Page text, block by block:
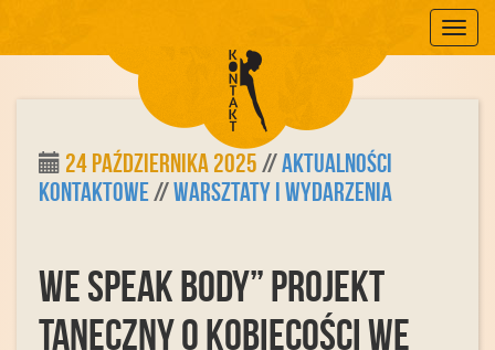
Mobile
24 października 2025//Aktualności
Kontaktowe//Warsztaty i Wydarzenia
WE SPEAK BODY” projekt
taneczny o kobiecości we